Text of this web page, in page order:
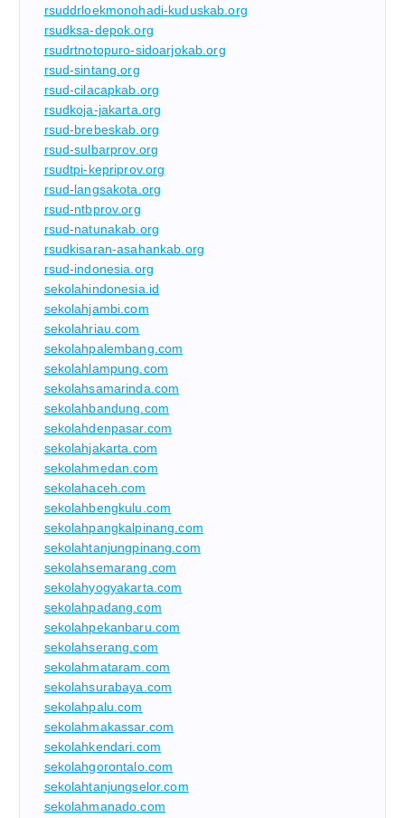
rsuddrloekmonohadi-kuduskab.org
rsudksa-depok.org
rsudrtnotopuro-sidoarjokab.org
rsud-sintang.org
rsud-cilacapkab.org
rsudkoja-jakarta.org
rsud-brebeskab.org
rsud-sulbarprov.org
rsudtpi-kepriprov.org
rsud-langsakota.org
rsud-ntbprov.org
rsud-natunakab.org
rsudkisaran-asahankab.org
rsud-indonesia.org
sekolahindonesia.id
sekolahjambi.com
sekolahriau.com
sekolahpalembang.com
sekolahlampung.com
sekolahsamarinda.com
sekolahbandung.com
sekolahdenpasar.com
sekolahjakarta.com
sekolahmedan.com
sekolahaceh.com
sekolahbengkulu.com
sekolahpangkalpinang.com
sekolahtanjungpinang.com
sekolahsemarang.com
sekolahyogyakarta.com
sekolahpadang.com
sekolahpekanbaru.com
sekolahserang.com
sekolahmataram.com
sekolahsurabaya.com
sekolahpalu.com
sekolahmakassar.com
sekolahkendari.com
sekolahgorontalo.com
sekolahtanjungselor.com
sekolahmanado.com